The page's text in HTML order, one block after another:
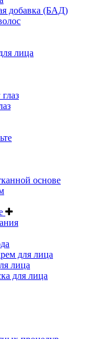
добавка (БАД)
лица
основе
для лица
лица
для лица